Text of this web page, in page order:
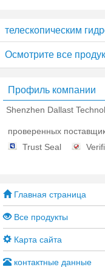
телескопическим
Осмотрите все
Профиль компании
Shenzhen Dallast
проверенных
Trust Seal
Главная страница
Все продукты
Карта сайта
контактные данные